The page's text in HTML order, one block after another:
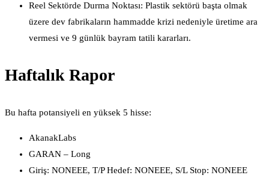
Reel Sektörde Durma Noktası: Plastik sektörü başta olmak
üzere dev fabrikaların hammadde krizi nedeniyle üretime ara
vermesi ve 9 günlük bayram tatili kararları.
Haftalık Rapor
Bu hafta potansiyeli en yüksek 5 hisse:
AkanakLabs
GARAN – Long
Giriş: NONEEE, T/P Hedef: NONEEE, S/L Stop: NONEEE